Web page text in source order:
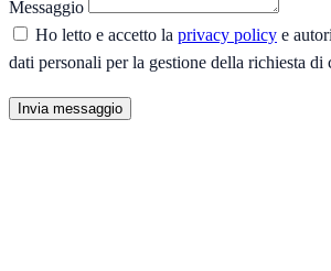
Messaggio
Ho letto e accetto la privacy policy e
dati personali per la gestione della richiesta di
Invia messaggio